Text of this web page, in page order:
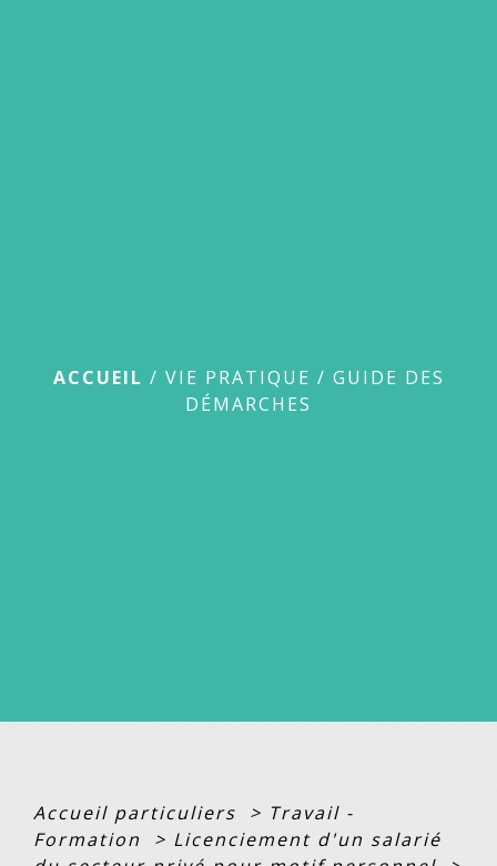
ACCUEIL / VIE PRATIQUE / GUIDE DES
DÉMARCHES
Accueil particuliers > Travail -
Formation
> Licenciement d'un salarié